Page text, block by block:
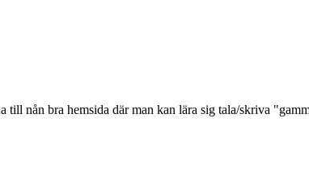
nån bra hemsida där man kan lära sig tala/skriva